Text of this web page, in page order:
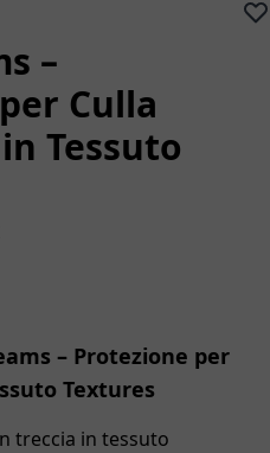
–
Culla
Tessuto
– Protezione per
Textures
treccia in tessuto